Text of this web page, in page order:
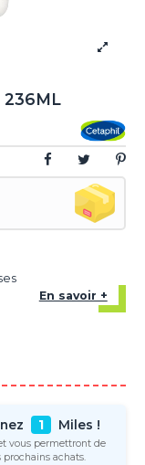
236ML
En savoir +
1 Miles !
vous permettront de
achats.